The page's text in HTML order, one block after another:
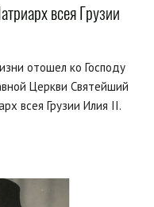
всея Грузии
отошел ко Господу
Церкви Святейший
всея Грузии Илия II.